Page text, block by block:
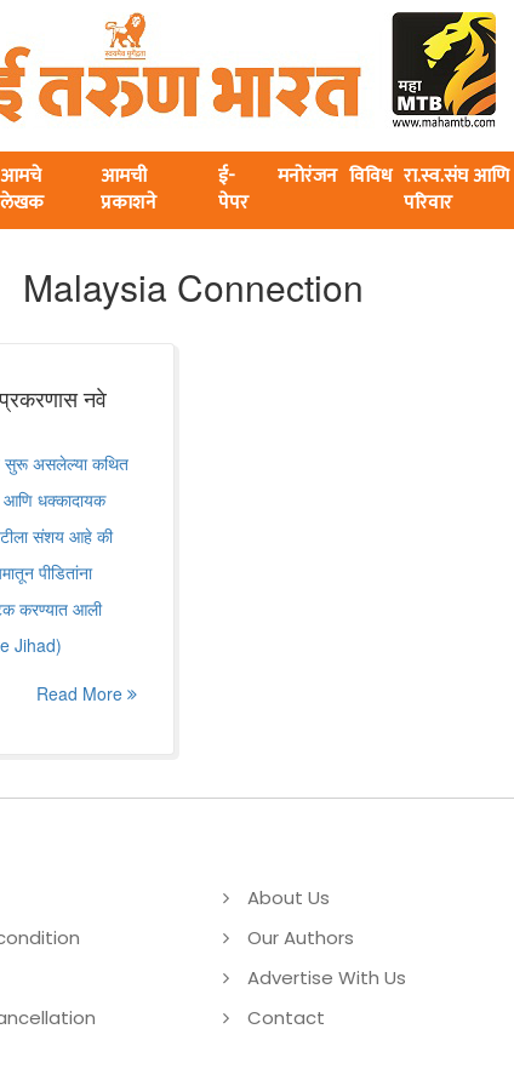
आमचे
लेखक
आमची
प्रकाशने
ई-
पेपर
मनोरंजन विविध रा.स्व.संघ आणि
परिवार
Malaysia Connection
नवे
सुरू असलेल्या कथित
आणि धक्कादायक
संशय आहे की
पीडितांना
करण्यात आली
Jihad)
Read More
About Us
Our Authors
Advertise With Us
Contact